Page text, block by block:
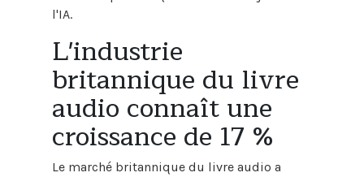
l'IA.
L'industrie
britannique du livre
audio connaît une
croissance de 17 %
Le marché britannique du livre audio a